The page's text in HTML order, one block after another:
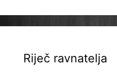
Riječ ravnatelja